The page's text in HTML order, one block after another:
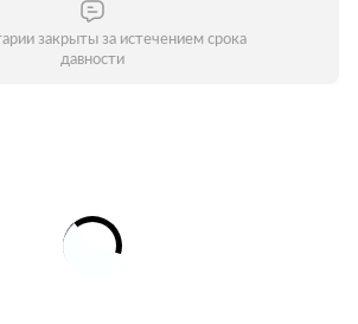
закрыты за истечением срока
давности